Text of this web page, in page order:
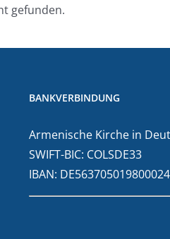
gefunden.
BANKVERBINDUNG
Armenische Kirche in
SWIFT-BIC: COLSDE33
IBAN: